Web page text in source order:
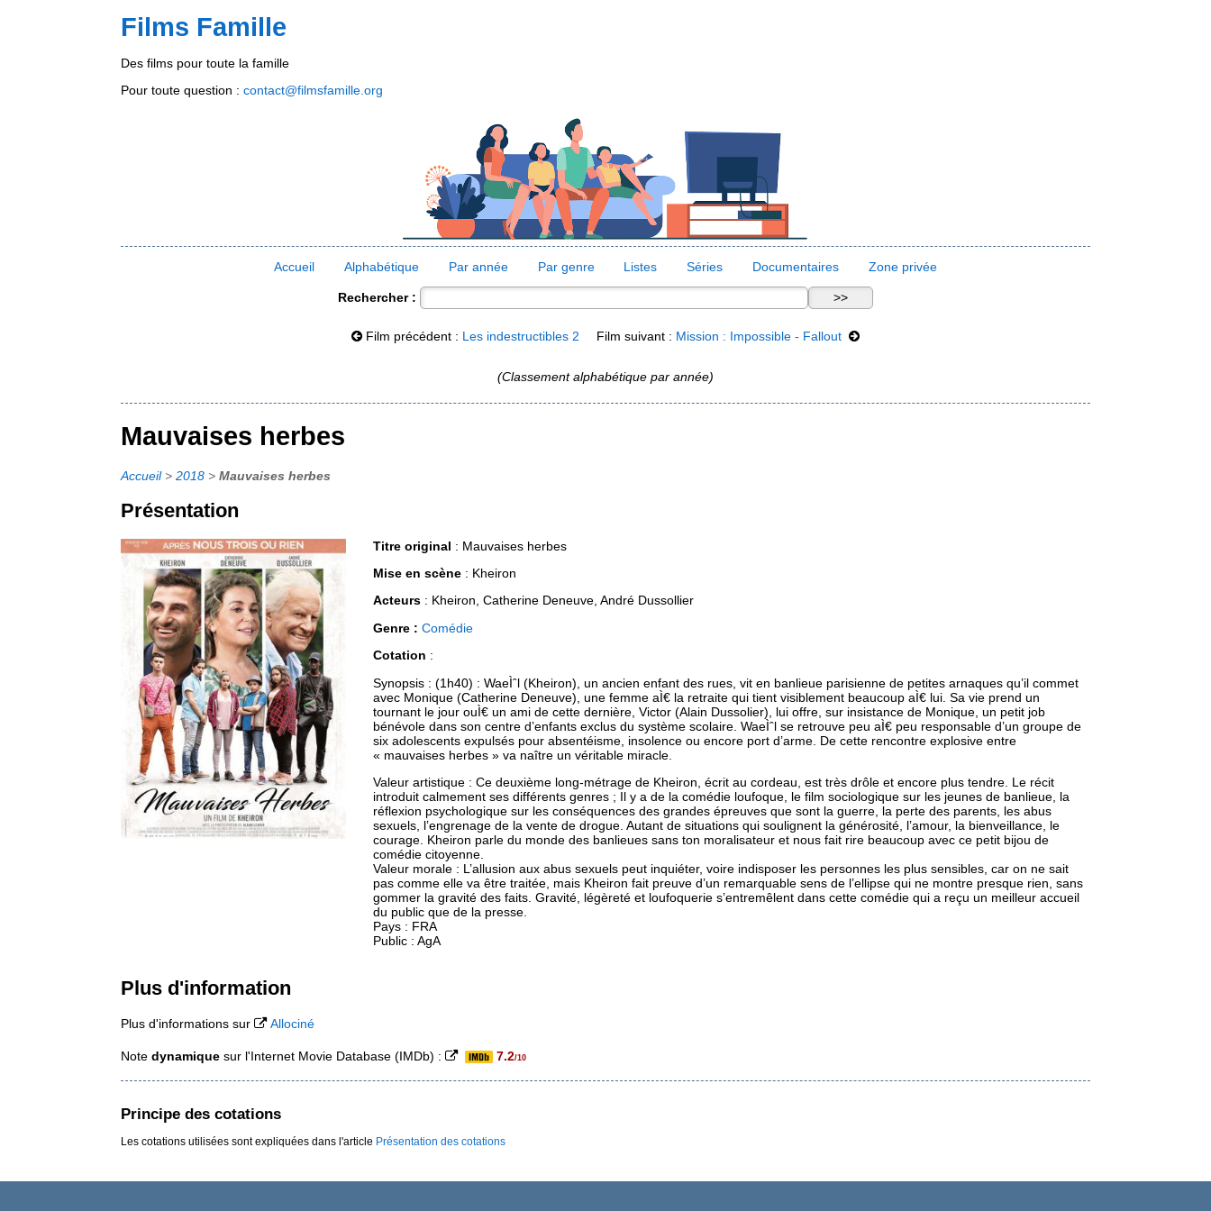
Films Famille
Des films pour toute la famille
Pour toute question :contact@filmsfamille.org
Accueil Alphabétique Par année Par genre Listes Séries Documentaires Zone privée
Rechercher :
Film précédent : Les indestructibles 2 Film suivant : Mission : Impossible - Fallout
(Classement alphabétique par année)
Mauvaises herbes
Accueil>2018 >Mauvaises herbes
Présentation
Titre original : Mauvaises herbes
Mise en scène : Kheiron
Acteurs : Kheiron, Catherine Deneuve, André Dussollier
Genre : Comédie
Cotation :
Synopsis : (1h40) : WaeÌˆl (Kheiron), un ancien enfant des rues, vit en banlieue parisienne de petites arnaques qu’il commet
avec Monique (Catherine Deneuve), une femme aÌ€ la retraite qui tient visiblement beaucoup aÌ€ lui. Sa vie prend un
tournant le jour ouÌ€ un ami de cette dernière, Victor (Alain Dussolier), lui offre, sur insistance de Monique, un petit job
bénévole dans son centre d’enfants exclus du système scolaire. WaeÌˆl se retrouve peu aÌ€ peu responsable d’un groupe de
six adolescents expulsés pour absentéisme, insolence ou encore port d’arme. De cette rencontre explosive entre
« mauvaises herbes » va naître un véritable miracle.
Valeur artistique : Ce deuxième long-métrage de Kheiron, écrit au cordeau, est très drôle et encore plus tendre. Le récit
introduit calmement ses différents genres ; Il y a de la comédie loufoque, le film sociologique sur les jeunes de banlieue, la
réflexion psychologique sur les conséquences des grandes épreuves que sont la guerre, la perte des parents, les abus
sexuels, l’engrenage de la vente de drogue. Autant de situations qui soulignent la générosité, l’amour, la bienveillance, le
courage. Kheiron parle du monde des banlieues sans ton moralisateur et nous fait rire beaucoup avec ce petit bijou de
comédie citoyenne.
Valeur morale : L’allusion aux abus sexuels peut inquiéter, voire indisposer les personnes les plus sensibles, car on ne sait
pas comme elle va être traitée, mais Kheiron fait preuve d’un remarquable sens de l’ellipse qui ne montre presque rien, sans
gommer la gravité des faits. Gravité, légèreté et loufoquerie s’entremêlent dans cette comédie qui a reçu un meilleur accueil
du public que de la presse.
Pays : FRA
Public : AgA
Plus d'information
Plus d'informations sur Allociné
Notedynamique sur l'Internet Movie Database (IMDb) : 7.2/10
Principe des cotations
Les cotations utilisées sont expliquées dans l'article Présentation des cotations